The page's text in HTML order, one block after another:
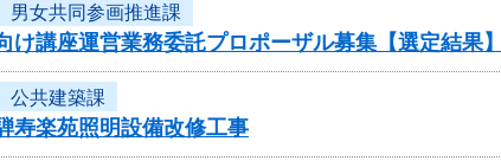
男女共同参画推進課
け講座運営業務委託プロポーザル募集【選定結果】
公共建築課
寿楽苑照明設備改修工事